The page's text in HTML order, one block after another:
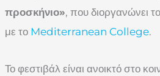
προσκήνιο», που διοργανώνει
με το Mediterranean College.
Το φεστιβάλ είναι ανοικτό στο